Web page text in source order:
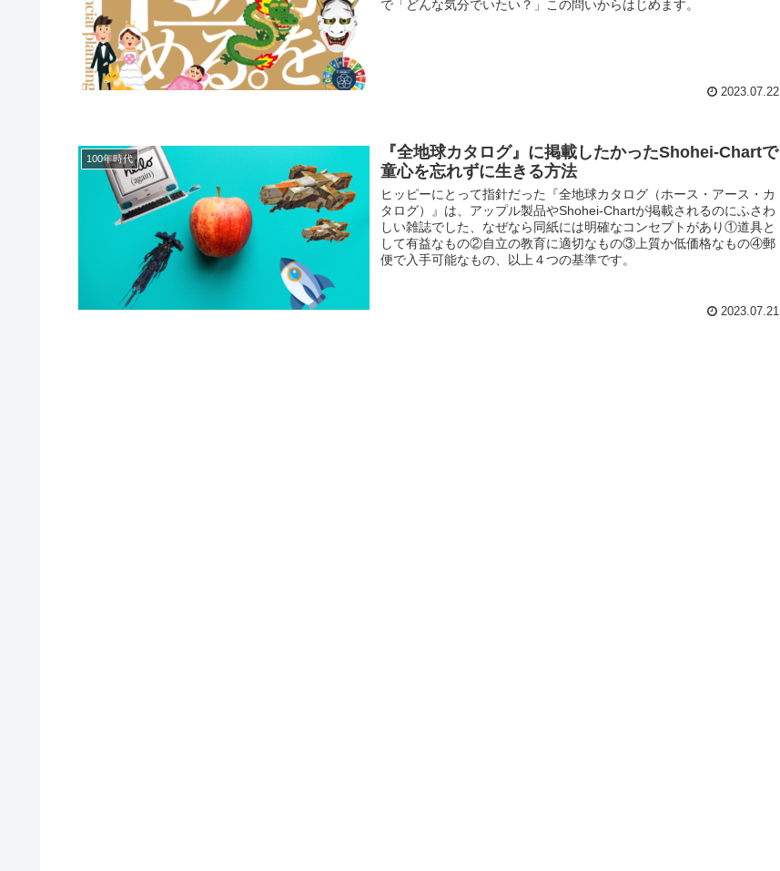
で「どんな気分でいたい？」この問いからはじめます。
2023.07.22
100年時代
『全地球カタログ』に掲載したかったShohei-Chartで
童心を忘れずに生きる方法
ヒッピーにとって指針だった『全地球カタログ（ホース・アース・カ
タログ）』は、アップル製品やShohei-Chartが掲載されるのにふさわ
しい雑誌でした、なぜなら同紙には明確なコンセプトがあり①道具と
して有益なもの②自立の教育に適切なもの③上質か低価格なもの④郵
便で入手可能なもの、以上４つの基準です。
2023.07.21